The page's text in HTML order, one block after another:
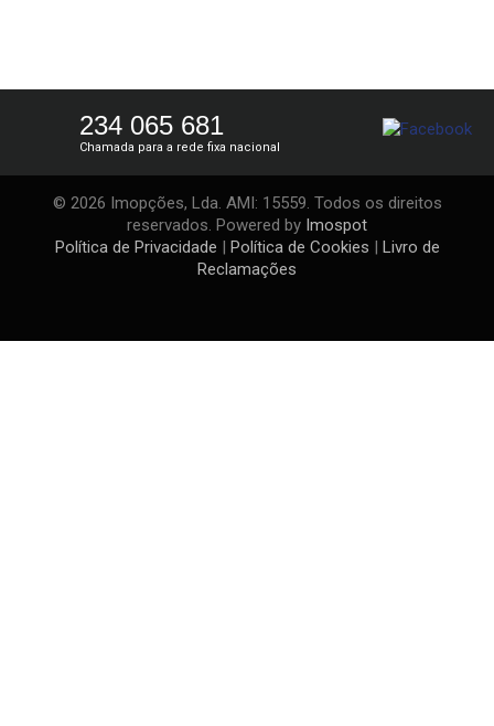
234 065 681
Chamada para a rede fixa nacional
© 2026 Imopções, Lda. AMI: 15559. Todos os direitos
reservados. Powered by Imospot
Política de Privacidade | Política de Cookies | Livro de
Reclamações